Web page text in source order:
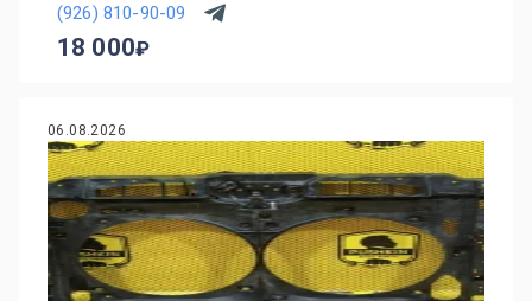
(926) 810-90-09
18 000
06.08.2026